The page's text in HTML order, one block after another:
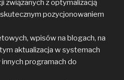
związanych z optymalizacją
pozycjonowaniem
wpisów na blogach, na
aktualizacja w systemach
programach do